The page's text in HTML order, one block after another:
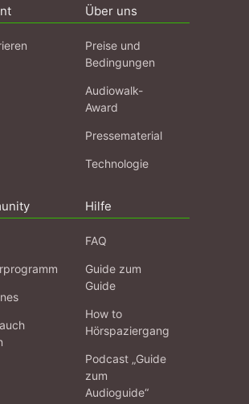
Über uns
Preise und
Bedingungen
Audiowalk-
Award
Pressematerial
Technologie
Hilfe
FAQ
Guide zum
Guide
How to
Hörspaziergang
Podcast „Guide
zum
Audioguide“